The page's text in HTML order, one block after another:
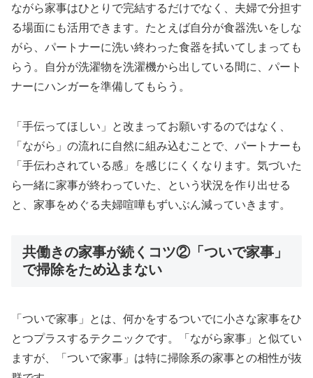
ながら家事はひとりで完結するだけでなく、夫婦で分担す
る場面にも活用できます。たとえば自分が食器洗いをしな
がら、パートナーに洗い終わった食器を拭いてしまっても
らう。自分が洗濯物を洗濯機から出している間に、パート
ナーにハンガーを準備してもらう。
「手伝ってほしい」と改まってお願いするのではなく、
「ながら」の流れに自然に組み込むことで、パートナーも
「手伝わされている感」を感じにくくなります。気づいた
ら一緒に家事が終わっていた、という状況を作り出せる
と、家事をめぐる夫婦喧嘩もずいぶん減っていきます。
共働きの家事が続くコツ②「ついで家事」
で掃除をため込まない
「ついで家事」とは、何かをするついでに小さな家事をひ
とつプラスするテクニックです。「ながら家事」と似てい
ますが、「ついで家事」は特に掃除系の家事との相性が抜